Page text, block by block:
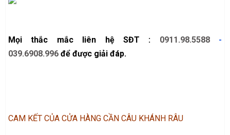
Mọi thắc mắc liên hệ SĐT : 0911.98.5588-
039.6908.996 để được giải đáp.
CAM KẾT CỦA CỬA HÀNG CẦN CÂU KHÁNH RÂU